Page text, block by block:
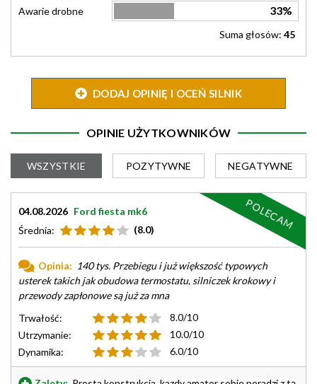
Awarie drobne 33%
Suma głosów: 45
DODAJ OPINIĘ I OCEŃ SILNIK
OPINIE UŻYTKOWNIKÓW
WSZYSTKIE POZYTYWNE NEGATYWNE
04.08.2026 Ford fiesta mk6
Średnia:
(8.0)
Opinia: 140 tys. Przebiegu i już większość typowych
usterek takich jak obudowa termostatu, silniczek krokowy i
przewody zapłonowe są już za mna
Trwałość:
8.0/10
Utrzymanie:
10.0/10
Dynamika:
6.0/10
POLECAM